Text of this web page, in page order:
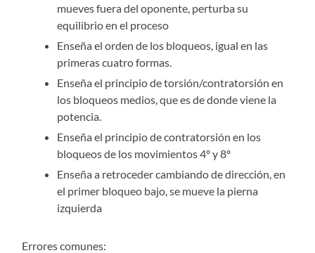
mueves fuera del oponente, perturba su
equilibrio en el proceso
Enseña el orden de los bloqueos, igual en las
primeras cuatro formas.
Enseña el principio de torsión/contratorsión en
los bloqueos medios, que es de donde viene la
potencia.
Enseña el principio de contratorsión en los
bloqueos de los movimientos 4º y 8º
Enseña a retroceder cambiando de dirección, en
el primer bloqueo bajo, se mueve la pierna
izquierda
Errores comunes: